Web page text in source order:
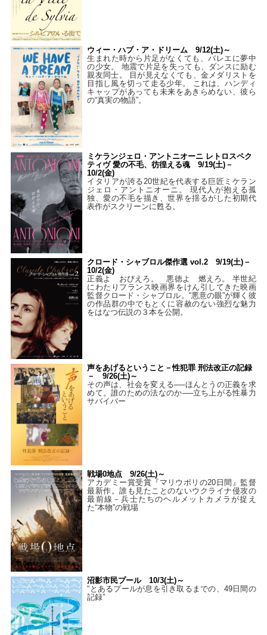
ウィー・ハブ・ア・ドリーム 9/12(土)～
生まれた時から片足がなくても、バレエに夢中
の少女。 地震で片足を失っても、ダンスに励む
親友同士。 目が見えなくても、金メダリストを
目指し風を切って走る少年。 これは、ハンディ
キャップがあっても未来をあきらめない、彼ら
の“真実の物語”。
ミケランジェロ・アントニオーニ レトロスペク
ティヴ 愛の不毛、彷徨える魂 9/19(土)－
10/2(金)
イタリアが誇る20世紀を代表する巨匠ミケラン
ジェロ・アントニオーニ。 現代人が抱える孤
独、愛の不毛を描き、世界を揺るがした初期代
表作がスクリーンに甦る。
クロード・シャブロル傑作選 vol.2 9/19(土)－
10/2(金)
正義よ おびえろ。 悪徳よ 燃えろ。 半世紀
にわたりフランス映画界をけん引してきた映画
監督クロード・シャブロル。“悪意の眼”が輝く彼
の作品群の中でもとくに容赦のない強烈な魅力
をはなつ伝説の３本を公開。
声をあげるということ－性犯罪 刑法改正の記録
－ 9/26(土)～
その声は、社会を変える──ほんとうの正義を求
めて。誰のための法なのか──立ち上がる性暴力
サバイバー
戦場0地点 9/26(土)～
アカデミー賞受賞『マリウポリの20日間』監督
最新作。誰も見たことのないウクライナ侵攻の
最前線－兵士たちのヘルメットカメラが捉え
た“本物”の戦場
沼影市民プール 10/3(土)～
“とあるプールが息を引き取るまでの、49日間の
記録”